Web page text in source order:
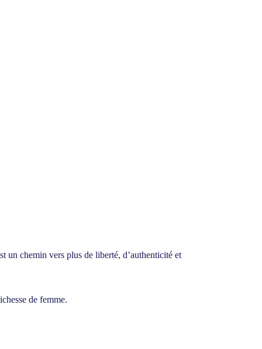
un chemin vers plus de liberté, d’authenticité et
de femme.